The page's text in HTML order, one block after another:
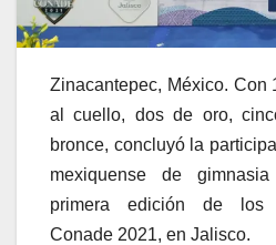
Zinacantepec, México. Con
al cuello, dos de oro,
bronce, concluyó la
mexiquense de
primera edición de los
Conade 2021, en Jalisco.